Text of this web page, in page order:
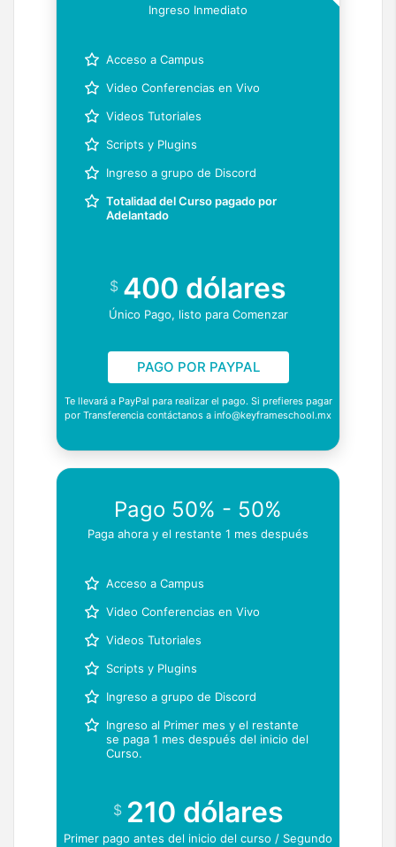
Ingreso Inmediato
Acceso a Campus
Video Conferencias en Vivo
Videos Tutoriales
Scripts y Plugins
Ingreso a grupo de Discord
Totalidad del Curso pagado por
Adelantado
$ 400 dólares
Único Pago, listo para Comenzar
PAGO POR PAYPAL
Te llevará a PayPal para realizar el pago. Si prefieres pagar
por Transferencia contáctanos a info@keyframeschool.mx
Pago 50% - 50%
Paga ahora y el restante 1 mes después
Acceso a Campus
Video Conferencias en Vivo
Videos Tutoriales
Scripts y Plugins
Ingreso a grupo de Discord
Ingreso al Primer mes y el restante
se paga 1 mes después del inicio del
Curso.
$ 210 dólares
Primer pago antes del inicio del curso / Segundo